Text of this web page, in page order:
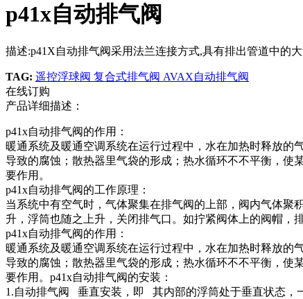
p41x自动排气阀
描述:p41X自动排气阀采用法兰连接方式,具有排出管道中的
TAG: 遥控浮球阀 复合式排气阀 AVAX自动排气阀
在线订购
产品详细描述：
p41x自动排气阀的作用：
暖通系统及暖通空调系统在运行过程中，水在加热时释放
导致的腐蚀；散热器里气袋的形成；热水循环不不平衡，
要作用。
p41x自动排气阀的工作原理：
当系统中有空气时，气体聚集在排气阀的上部，阀内气体聚
升，浮筒也随之上升，关闭排气口。如拧紧阀体上的阀帽，
p41x自动排气阀的作用：
暖通系统及暖通空调系统在运行过程中，水在加热时释放
导致的腐蚀；散热器里气袋的形成；热水循环不不平衡，
要作用。p41x自动排气阀的安装：
1.自动排气阀 垂直安装，即 其内部的浮筒处于垂直状态，